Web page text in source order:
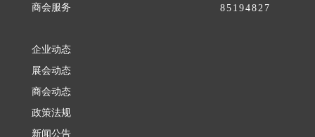
商会服务
企业动态
展会动态
商会动态
政策法规
新闻公告
85194827